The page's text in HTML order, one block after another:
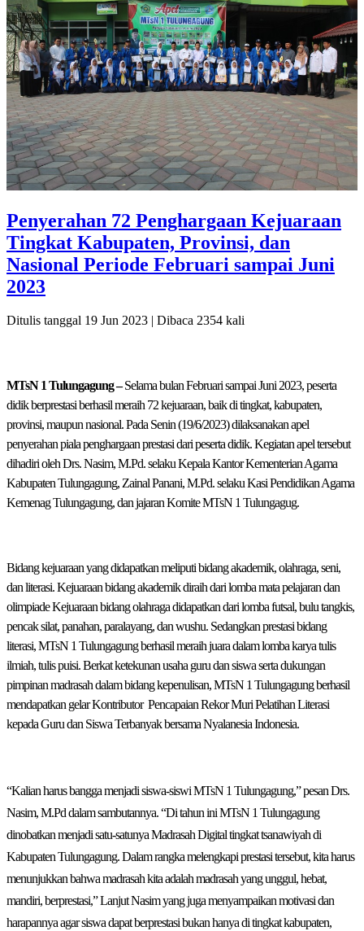
Penyerahan 72 Penghargaan Kejuaraan
Tingkat Kabupaten, Provinsi, dan
Nasional Periode Februari sampai Juni
2023
Ditulis tanggal 19 Jun 2023 | Dibaca 2354 kali
MTsN 1 Tulungagung –Selama bulan Februari sampai Juni 2023, peserta
didik berprestasi berhasil meraih 72 kejuaraan, baik di tingkat, kabupaten,
provinsi, maupun nasional. Pada Senin (19/6/2023) dilaksanakan apel
penyerahan piala penghargaan prestasi dari peserta didik. Kegiatan apel tersebut
dihadiri oleh Drs. Nasim, M.Pd. selaku Kepala Kantor Kementerian Agama
Kabupaten Tulungagung, Zainal Panani, M.Pd. selaku Kasi Pendidikan Agama
Kemenag Tulungagung, dan jajaran Komite MTsN 1 Tulungagug.
Bidang kejuaraan yang didapatkan meliputi bidang akademik, olahraga, seni,
dan literasi. Kejuaraan bidang akademik diraih dari lomba mata pelajaran dan
olimpiade Kejuaraan bidang olahraga didapatkan dari lomba futsal, bulu tangkis,
pencak silat, panahan, paralayang, dan wushu. Sedangkan prestasi bidang
literasi, MTsN 1 Tulungagung berhasil meraih juara dalam lomba karya tulis
ilmiah, tulis puisi. Berkat ketekunan usaha guru dan siswa serta dukungan
pimpinan madrasah dalam bidang kepenulisan, MTsN 1 Tulungagung berhasil
mendapatkan gelar Kontributor Pencapaian Rekor Muri Pelatihan Literasi
kepada Guru dan Siswa Terbanyak bersama Nyalanesia Indonesia.
“Kalian harus bangga menjadi siswa-siswi MTsN 1 Tulungagung,” pesan Drs.
Nasim, M.Pd dalam sambutannya. “Di tahun ini MTsN 1 Tulungagung
dinobatkan menjadi satu-satunya Madrasah Digital tingkat tsanawiyah di
Kabupaten Tulungagung. Dalam rangka melengkapi prestasi tersebut, kita harus
menunjukkan bahwa madrasah kita adalah madrasah yang unggul, hebat,
mandiri, berprestasi,” Lanjut Nasim yang juga menyampaikan motivasi dan
harapannya agar siswa dapat berprestasi bukan hanya di tingkat kabupaten,